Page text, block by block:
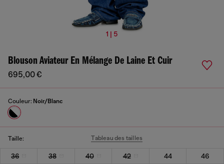
1 | 5
Blouson Aviateur En Mélange De Laine Et Cuir
695,00 €
Couleur: Noir/Blanc
Taille: Tableau des tailles
36 38 40 42 44
46